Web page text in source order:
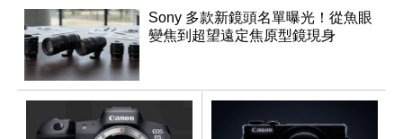
Sony 多款新鏡頭名單曝光！從魚眼
變焦到超望遠定焦原型鏡現身